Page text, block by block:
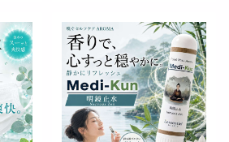
ント
リラックス おやすみ 癒し 外出
携帯 日本製 女性 誕生日 ギフト
プレゼント